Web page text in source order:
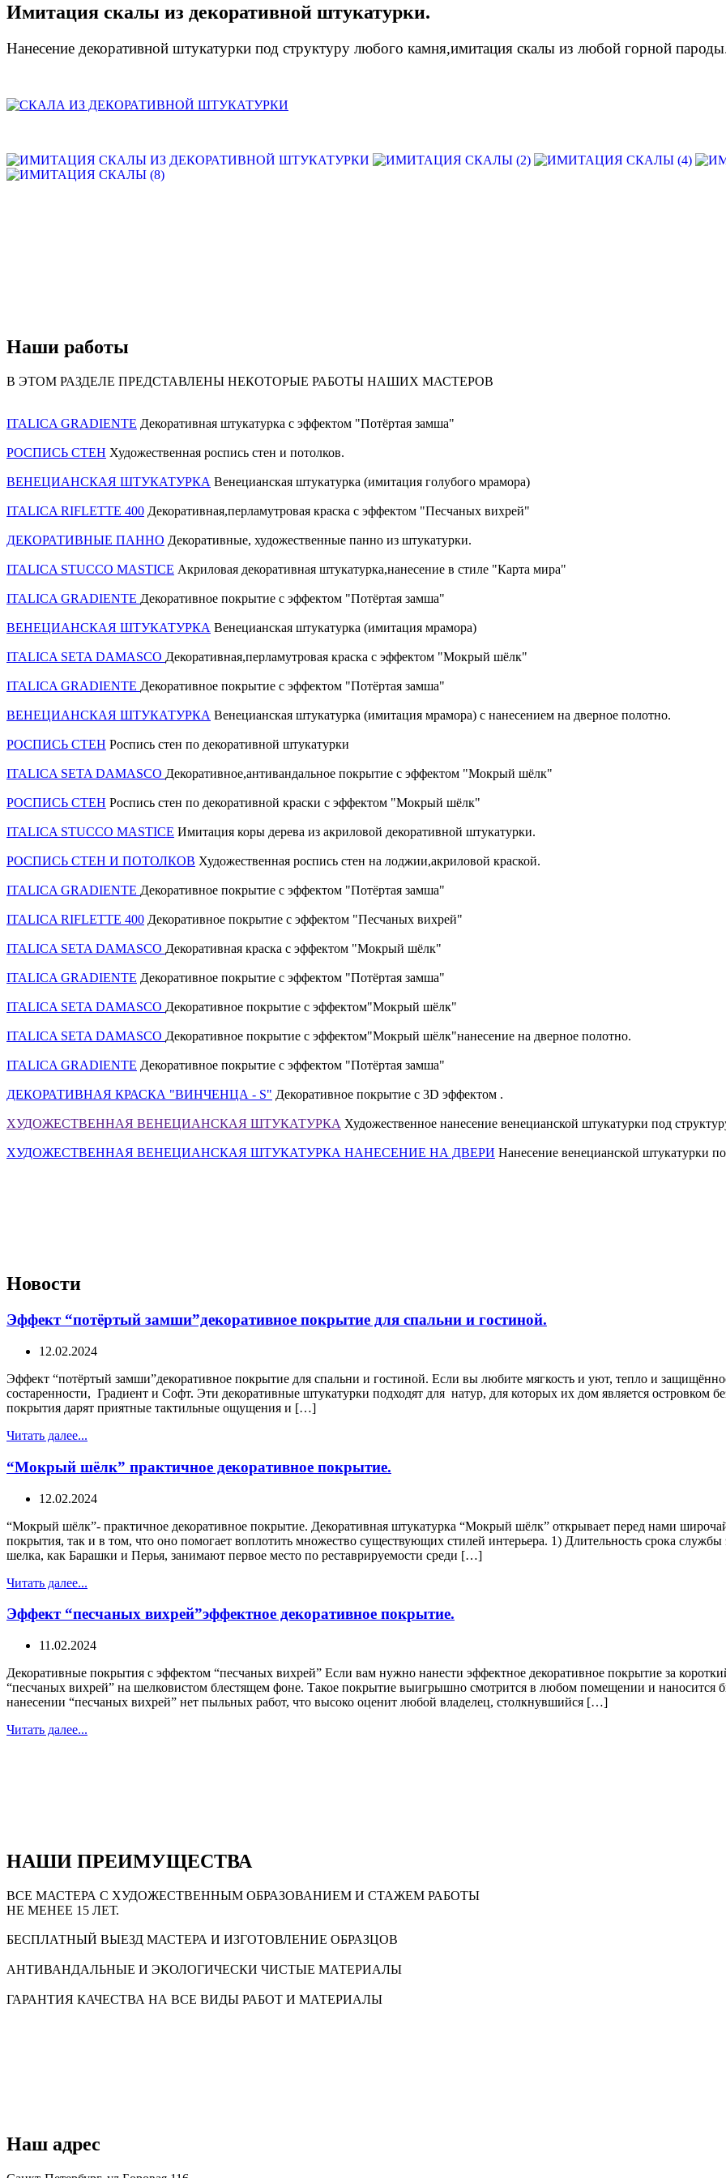
Имитация скалы из декоративной штукатурки.
Нанесение декоративной штукатурки под структуру любого камня,имитация скалы из любой горной
Наши работы
В ЭТОМ РАЗДЕЛЕ ПРЕДСТАВЛЕНЫ НЕКОТОРЫЕ РАБОТЫ НАШИХ МАСТЕРОВ
ITALICA GRADIENTE Декоративная штукатурка с эффектом "Потёртая замша"
РОСПИСЬ СТЕН Художественная роспись стен и потолков.
ВЕНЕЦИАНСКАЯ ШТУКАТУРКА Венецианская штукатурка (имитация голубого мрамора)
ITALICA RIFLETTE 400 Декоративная,перламутровая краска с эффектом "Песчаных вихрей"
ДЕКОРАТИВНЫЕ ПАННО Декоративные, художественные панно из штукатурки.
ITALICA STUCCO MASTICE Акриловая декоративная штукатурка,нанесение в стиле "Карта мира"
ITALICA GRADIENTE Декоративное покрытие с эффектом "Потёртая замша"
ВЕНЕЦИАНСКАЯ ШТУКАТУРКА Венецианская штукатурка (имитация мрамора)
ITALICA SETA DAMASCO Декоративная,перламутровая краска с эффектом "Мокрый шёлк"
ITALICA GRADIENTE Декоративное покрытие с эффектом "Потёртая замша"
ВЕНЕЦИАНСКАЯ ШТУКАТУРКА Венецианская штукатурка (имитация мрамора) с нанесением на дверное полотно.
РОСПИСЬ СТЕН Роспись стен по декоративной штукатурки
ITALICA SETA DAMASCO Декоративное,антивандальное покрытие с эффектом "Мокрый шёлк"
РОСПИСЬ СТЕН Роспись стен по декоративной краски с эффектом "Мокрый шёлк"
ITALICA STUCCO MASTICE Имитация коры дерева из акриловой декоративной штукатурки.
РОСПИСЬ СТЕН И ПОТОЛКОВ Художественная роспись стен на лоджии,акриловой краской.
ITALICA GRADIENTE Декоративное покрытие с эффектом "Потёртая замша"
ITALICA RIFLETTE 400 Декоративное покрытие с эффектом "Песчаных вихрей"
ITALICA SETA DAMASCO Декоративная краска с эффектом "Мокрый шёлк"
ITALICA GRADIENTE Декоративное покрытие с эффектом "Потёртая замша"
ITALICA SETA DAMASCO Декоративное покрытие с эффектом"Мокрый шёлк"
ITALICA SETA DAMASCO Декоративное покрытие с эффектом"Мокрый шёлк"нанесение на дверное полотно.
ITALICA GRADIENTE Декоративное покрытие с эффектом "Потёртая замша"
ДЕКОРАТИВНАЯ КРАСКА "ВИНЧЕНЦА - S" Декоративное покрытие с 3D эффектом .
ХУДОЖЕСТВЕННАЯ ВЕНЕЦИАНСКАЯ ШТУКАТУРКА Художественное нанесение венецианской штукатурки под
ХУДОЖЕСТВЕННАЯ ВЕНЕЦИАНСКАЯ ШТУКАТУРКА НАНЕСЕНИЕ НА ДВЕРИ Нанесение венецианской штукатурки
Новости
Эффект “потёртый замши”декоративное покрытие для спальни и гостиной.
12.02.2024
Эффект “потёртый замши”декоративное покрытие для спальни и гостиной. Если вы любите мягкость и уют, тепло и
состаренности, Градиент и Софт. Эти декоративные штукатурки подходят для натур, для которых их дом является островком
покрытия дарят приятные тактильные ощущения и […]
Читать далее...
“Мокрый шёлк” практичное декоративное покрытие.
12.02.2024
“Мокрый шёлк”- практичное декоративное покрытие. Декоративная штукатурка “Мокрый шёлк” открывает перед нами
покрытия, так и в том, что оно помогает воплотить множество существующих стилей интерьера. 1) Длительность срока
шелка, как Барашки и Перья, занимают первое место по реставрируемости среди […]
Читать далее...
Эффект “песчаных вихрей”эффектное декоративное покрытие.
11.02.2024
Декоративные покрытия с эффектом “песчаных вихрей” Если вам нужно нанести эффектное декоративное покрытие за
“песчаных вихрей” на шелковистом блестящем фоне. Такое покрытие выигрышно смотрится в любом помещении и наносится
нанесении “песчаных вихрей” нет пыльных работ, что высоко оценит любой владелец, столкнувшийся […]
Читать далее...
НАШИ ПРЕИМУЩЕСТВА
ВСЕ МАСТЕРА С ХУДОЖЕСТВЕННЫМ ОБРАЗОВАНИЕМ И СТАЖЕМ РАБОТЫ
НЕ МЕНЕЕ 15 ЛЕТ.
БЕСПЛАТНЫЙ ВЫЕЗД МАСТЕРА И ИЗГОТОВЛЕНИЕ ОБРАЗЦОВ
АНТИВАНДАЛЬНЫЕ И ЭКОЛОГИЧЕСКИ ЧИСТЫЕ МАТЕРИАЛЫ
ГАРАНТИЯ КАЧЕСТВА НА ВСЕ ВИДЫ РАБОТ И МАТЕРИАЛЫ
Наш адрес